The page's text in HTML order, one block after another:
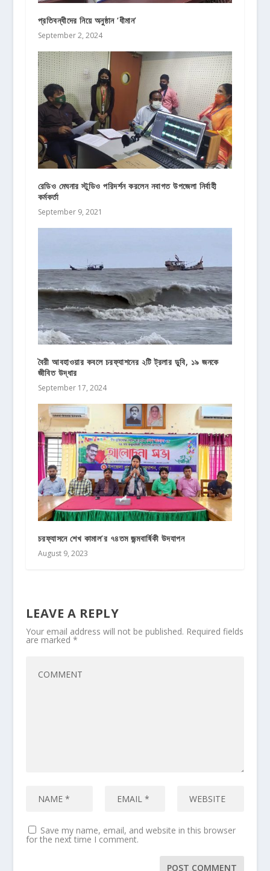
প্রতিবন্ধীদের নিয়ে অনুষ্ঠান ‘ধীমান’
September 2, 2024
রেডিও মেঘনার স্টুডিও পরিদর্শন করলেন নবাগত উপজেলা নির্বাহী
কর্মকর্তা
September 9, 2021
বৈরী আবহাওয়ার কবলে চরফ্যাশনের ২টি ট্রলার ডুবি, ১৯ জনকে
জীবিত উদ্ধার
September 17, 2024
চরফ্যাসনে শেখ কামাল’র ৭৪তম জন্মবার্ষিকী উদযাপন
August 9, 2023
LEAVE A REPLY
Your email address will not be published. Required fields
are marked *
Save my name, email, and website in this browser
for the next time I comment.